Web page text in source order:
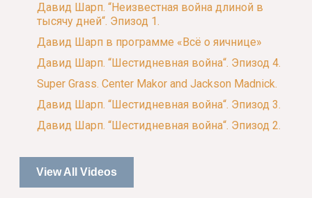
Давид Шарп. “Неизвестная война длиной в
тысячу дней“. Эпизод 1.
Давид Шарп в программе «Всё о яичнице»
Давид Шарп. “Шестидневная война“. Эпизод 4.
Super Grass. Center Makor and Jackson Madnick.
Давид Шарп. “Шестидневная война“. Эпизод 3.
Давид Шарп. “Шестидневная война“. Эпизод 2.
View All Videos